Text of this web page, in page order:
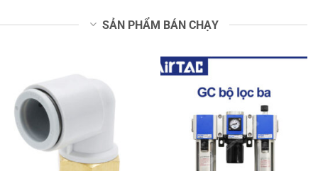
SẢN PHẨM BÁN CHẠY